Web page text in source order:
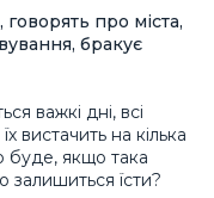
про міста,
бракує
важкі дні, всі
вистачить на кілька
буде, якщо така
залишиться їсти?